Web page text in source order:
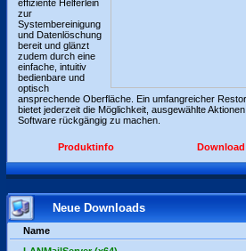
effiziente Helferlein
zur
Systembereinigung
und Datenlöschung
bereit und glänzt
zudem durch eine
einfache, intuitiv
bedienbare und
optisch
ansprechende Oberfläche. Ein umfangreicher
bietet jederzeit die Möglichkeit, ausgewählte
Software rückgängig zu machen.
Produktinfo Download
Neue Downloads
Name